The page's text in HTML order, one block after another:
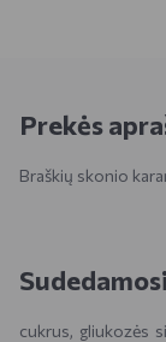
Prekės
Braškių skonio
cukrus, gliukozės